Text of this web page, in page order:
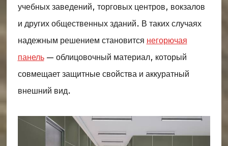
учебных заведений, торговых центров, вокзалов
и других общественных зданий. В таких случаях
надежным решением становится негорючая
панель— облицовочный материал, который
совмещает защитные свойства и аккуратный
внешний вид.